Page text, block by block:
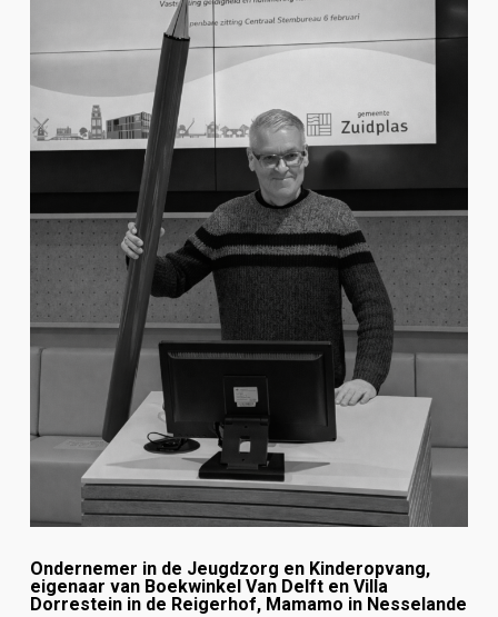
Ondernemer in de Jeugdzorg en Kinderopvang,
eigenaar van Boekwinkel Van Delft en Villa
Dorrestein in de Reigerhof, Mamamo in Nesselande